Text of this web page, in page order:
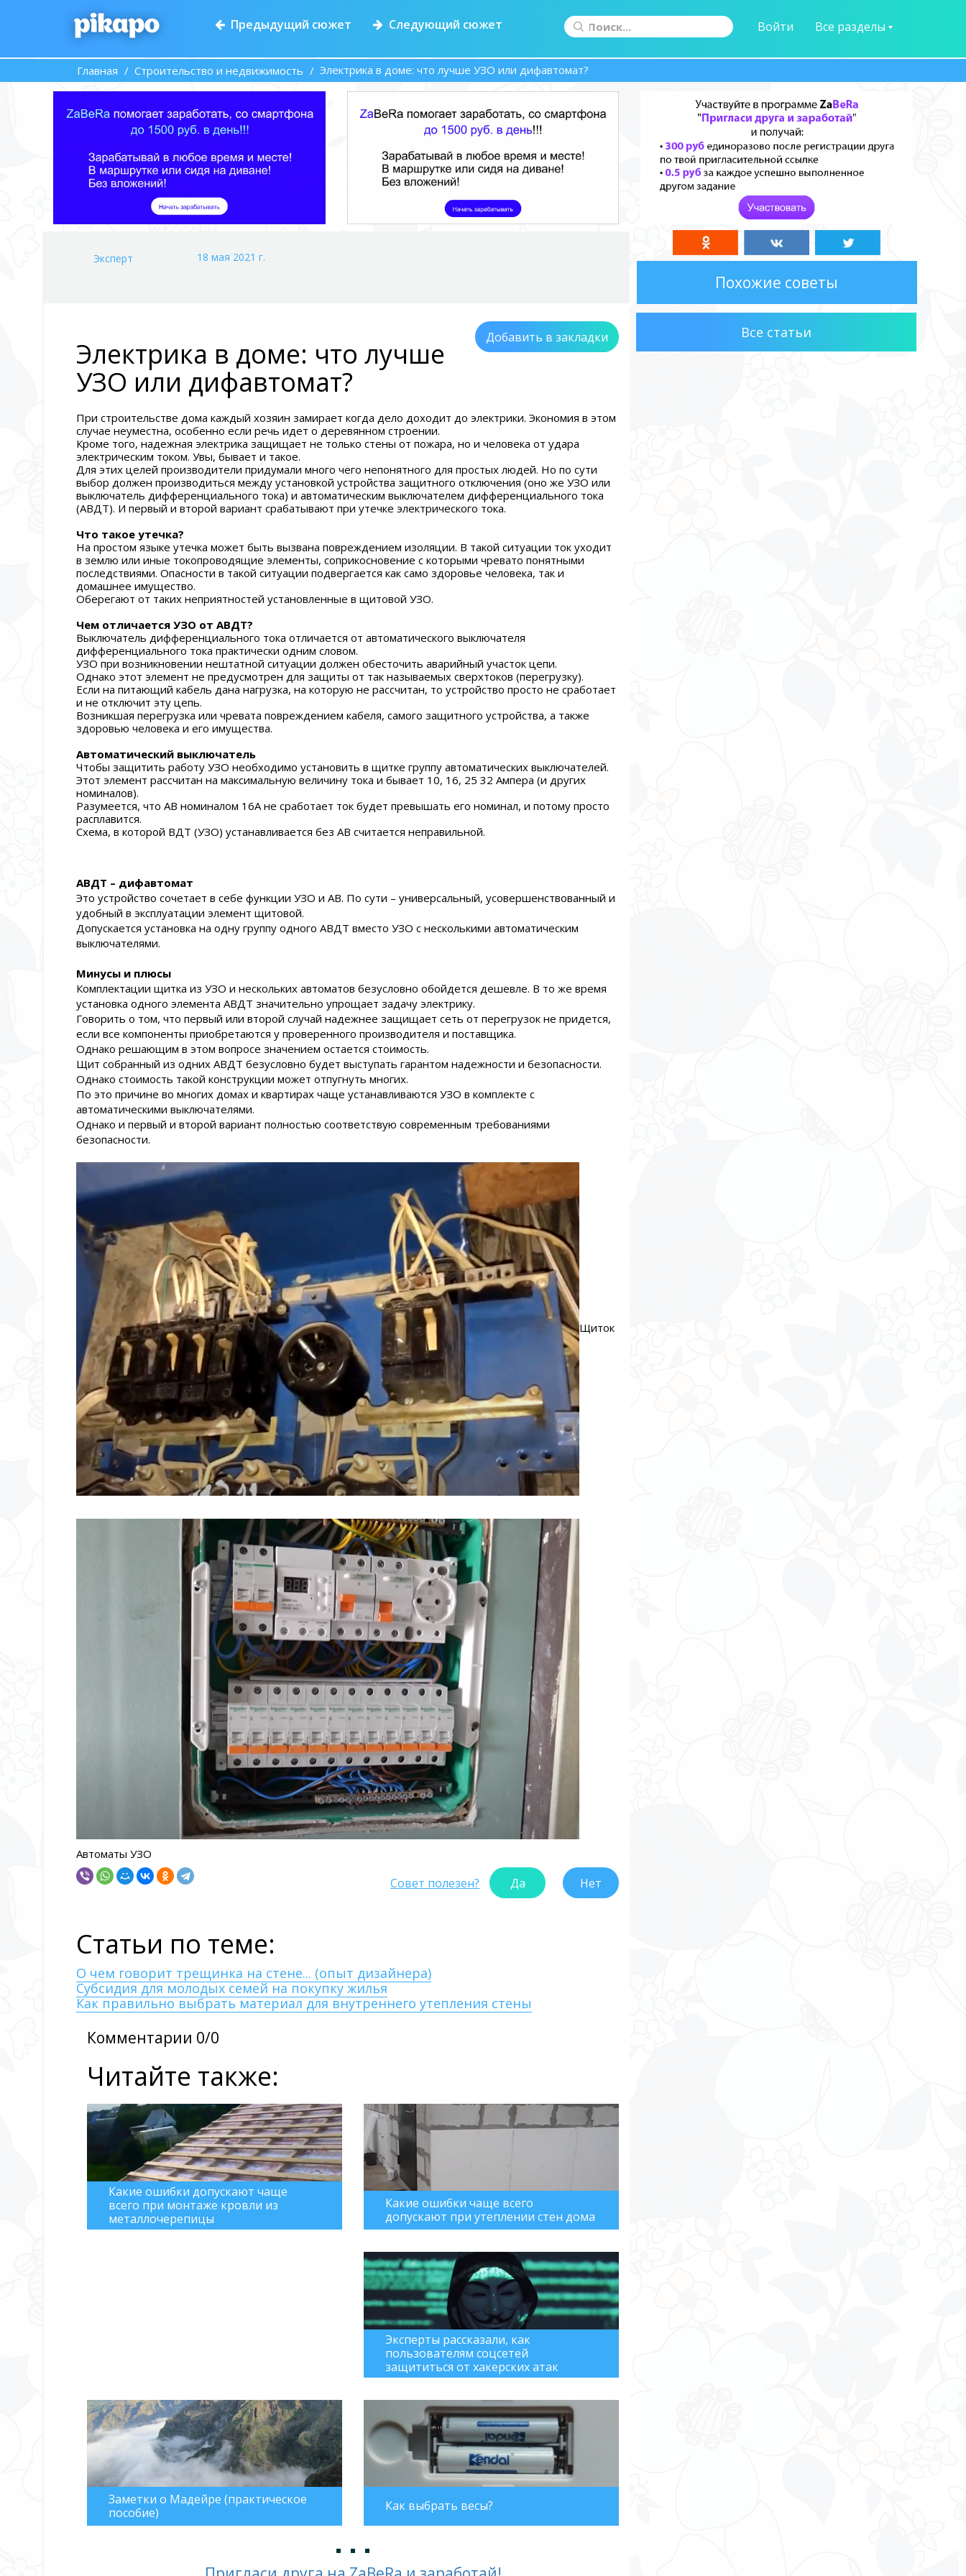
Предыдущий сюжет Следующий сюжет Войти Все разделы
Главная Строительство и недвижимость Электрика в доме: что лучше УЗО или дифавтомат?
Эксперт 18 мая 2021 г.
Добавить в закладки
Электрика в доме: что лучше
УЗО или дифавтомат?
При строительстве дома каждый хозяин замирает когда дело доходит до электрики. Экономия в этом
случае неуместна, особенно если речь идет о деревянном строении.
Кроме того, надежная электрика защищает не только стены от пожара, но и человека от удара
электрическим током. Увы, бывает и такое.
Для этих целей производители придумали много чего непонятного для простых людей. Но по сути
выбор должен производиться между установкой устройства защитного отключения (оно же УЗО или
выключатель дифференциального тока) и автоматическим выключателем дифференциального тока
(АВДТ). И первый и второй вариант срабатывают при утечке электрического тока.
Что такое утечка?
На простом языке утечка может быть вызвана повреждением изоляции. В такой ситуации ток уходит
в землю или иные токопроводящие элементы, соприкосновение с которыми чревато понятными
последствиями. Опасности в такой ситуации подвергается как само здоровье человека, так и
домашнее имущество.
Оберегают от таких неприятностей установленные в щитовой УЗО.
Чем отличается УЗО от АВДТ?
Выключатель дифференциального тока отличается от автоматического выключателя
дифференциального тока практически одним словом.
УЗО при возникновении нештатной ситуации должен обесточить аварийный участок цепи.
Однако этот элемент не предусмотрен для защиты от так называемых сверхтоков (перегрузку).
Если на питающий кабель дана нагрузка, на которую не рассчитан, то устройство просто не сработает
и не отключит эту цепь.
Возникшая перегрузка или чревата повреждением кабеля, самого защитного устройства, а также
здоровью человека и его имущества.
Автоматический выключатель
Чтобы защитить работу УЗО необходимо установить в щитке группу автоматических выключателей.
Этот элемент рассчитан на максимальную величину тока и бывает 10, 16, 25 32 Ампера (и других
номиналов).
Разумеется, что АВ номиналом 16А не сработает ток будет превышать его номинал, и потому просто
расплавится.
Схема, в которой ВДТ (УЗО) устанавливается без АВ считается неправильной.
АВДТ – дифавтомат
Это устройство сочетает в себе функции УЗО и АВ. По сути – универсальный, усовершенствованный и
удобный в эксплуатации элемент щитовой.
Допускается установка на одну группу одного АВДТ вместо УЗО с несколькими автоматическим
выключателями.
Минусы и плюсы
Комплектации щитка из УЗО и нескольких автоматов безусловно обойдется дешевле. В то же время
установка одного элемента АВДТ значительно упрощает задачу электрику.
Говорить о том, что первый или второй случай надежнее защищает сеть от перегрузок не придется,
если все компоненты приобретаются у проверенного производителя и поставщика.
Однако решающим в этом вопросе значением остается стоимость.
Щит собранный из одних АВДТ безусловно будет выступать гарантом надежности и безопасности.
Однако стоимость такой конструкции может отпугнуть многих.
По это причине во многих домах и квартирах чаще устанавливаются УЗО в комплекте с
автоматическими выключателями.
Однако и первый и второй вариант полностью соответствую современным требованиями
безопасности.
Щиток
Автоматы УЗО
Совет полезен? Да Нет
Статьи по теме:
О чем говорит трещинка на стене... (опыт дизайнера)
Субсидия для молодых семей на покупку жилья
Как правильно выбрать материал для внутреннего утепления стены
Комментарии 0/0
Похожие советы
Все статьи
Читайте также:
Какие ошибки допускают чаще
всего при монтаже кровли из
металлочерепицы
Какие ошибки чаще всего
допускают при утеплении стен дома
Эксперты рассказали, как
пользователям соцсетей
защититься от хакерских атак
Заметки о Мадейре (практическое
пособие)
Как выбрать весы?